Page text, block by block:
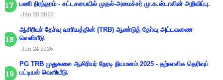
பணி நிரந்தரம் - சட்டசபையில் முதல்-அமைச்சர் மு.க.ஸ்டாலின் அறிவிப்பு.
Jan 25 2026
ஆசிரியா் தோ்வு வாரியத்தின் (TRB) ஆண்டுத் தோ்வு அட்டவணை
வெளியீடு
Jan 24 2026
PG TRB முதுகலை ஆசிரியர் நேரடி நியமனம் 2025 - தற்காலிக தெரிவுப்
பட்டியல் வெளியீடு.